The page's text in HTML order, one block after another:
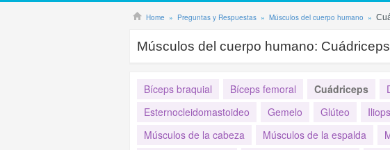
Home Preguntas y Respuestas Músculos del cuerpo humano
Músculos del cuerpo humano: Cuádriceps
Bíceps braquial Bíceps femoral Cuádriceps
Esternocleidomastoideo
Gemelo Glúteo
Músculos de la cabeza
Músculos de la espalda